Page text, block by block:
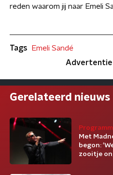
reden waarom jij naar Emeli
Tags
Emeli Sandé
Advertentie
Gerelateerd nieuws
Met
begon:
zooitje